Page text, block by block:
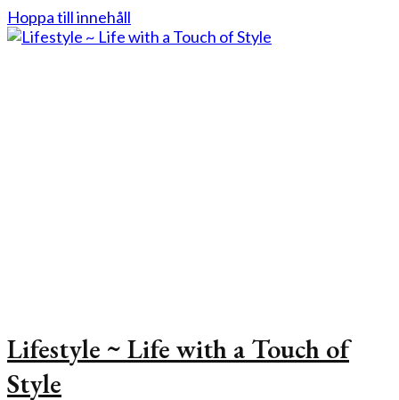
Hoppa till innehåll
Lifestyle ~ Life with a Touch of
Style